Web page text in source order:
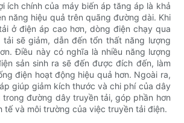
ích chính của máy biến áp tăng áp là khả
năng hiệu quả trên quãng đường dài. Khi
ở điện áp cao hơn, dòng điện chạy qua
sẽ giảm, dẫn đến tổn thất năng lượng
Điều này có nghĩa là nhiều năng lượng
sản sinh ra sẽ đến được đích đến, làm
điện hoạt động hiệu quả hơn. Ngoài ra,
giúp giảm kích thước và chi phí của dây
đường dây truyền tải, góp phần hơn
tế và môi trường của việc truyền tải điện.